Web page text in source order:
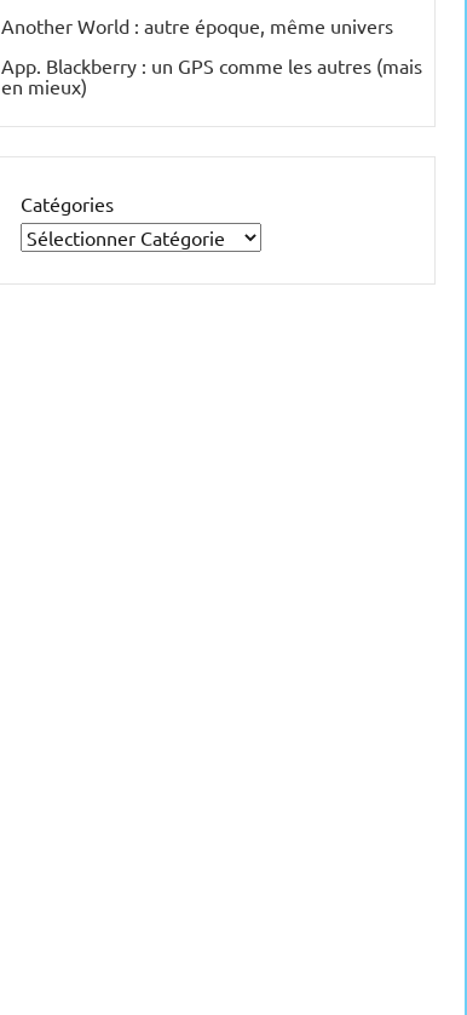
Another World : autre époque, même univers
App. Blackberry : un GPS comme les autres (mais
en mieux)
Catégories